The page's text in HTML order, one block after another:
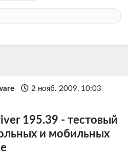
2 нояб. 2009, 10:03
195.39 - тестовый
и мобильных